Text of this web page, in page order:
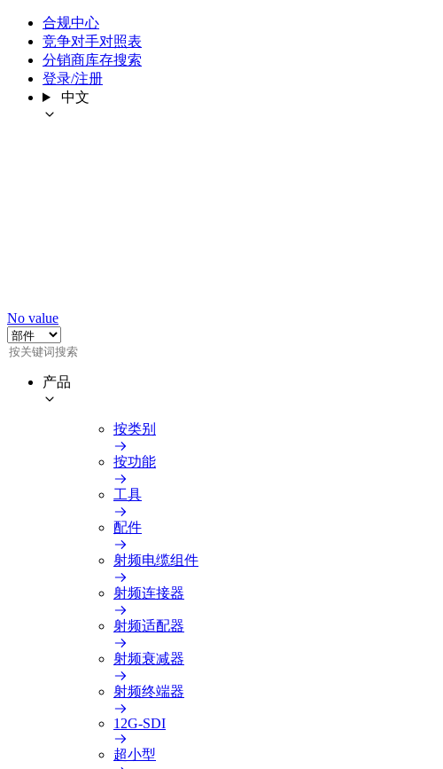
合规中心
竞争对手对照表
分销商库存搜索
登录/注册
中文
No value
产品
按类别
按功能
工具
配件
射频电缆组件
射频连接器
射频适配器
射频衰减器
射频终端器
12G-SDI
超小型